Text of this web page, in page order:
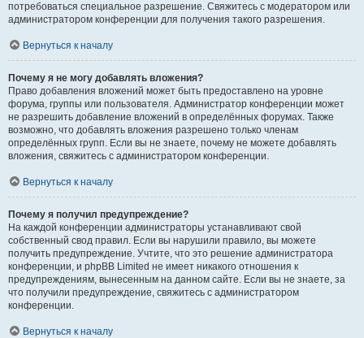
потребоваться специальное разрешение. Свяжитесь с модератором или
администратором конференции для получения такого разрешения.
Вернуться к началу
Почему я не могу добавлять вложения?
Право добавления вложений может быть предоставлено на уровне
форума, группы или пользователя. Администратор конференции может
не разрешить добавление вложений в определённых форумах. Также
возможно, что добавлять вложения разрешено только членам
определённых групп. Если вы не знаете, почему не можете добавлять
вложения, свяжитесь с администратором конференции.
Вернуться к началу
Почему я получил предупреждение?
На каждой конференции администраторы устанавливают свой
собственный свод правил. Если вы нарушили правило, вы можете
получить предупреждение. Учтите, что это решение администратора
конференции, и phpBB Limited не имеет никакого отношения к
предупреждениям, вынесенным на данном сайте. Если вы не знаете, за
что получили предупреждение, свяжитесь с администратором
конференции.
Вернуться к началу